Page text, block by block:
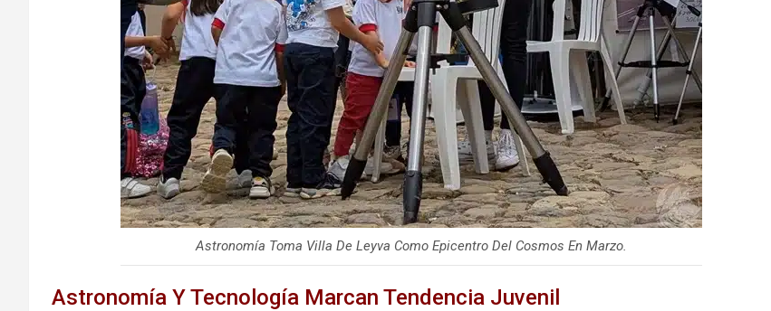
Astronomía Toma Villa De Leyva Como Epicentro Del Cosmos En Marzo.
Astronomía Y Tecnología Marcan Tendencia Juvenil